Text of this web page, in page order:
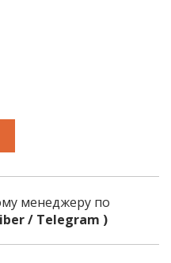
менеджеру по
/ Telegram )